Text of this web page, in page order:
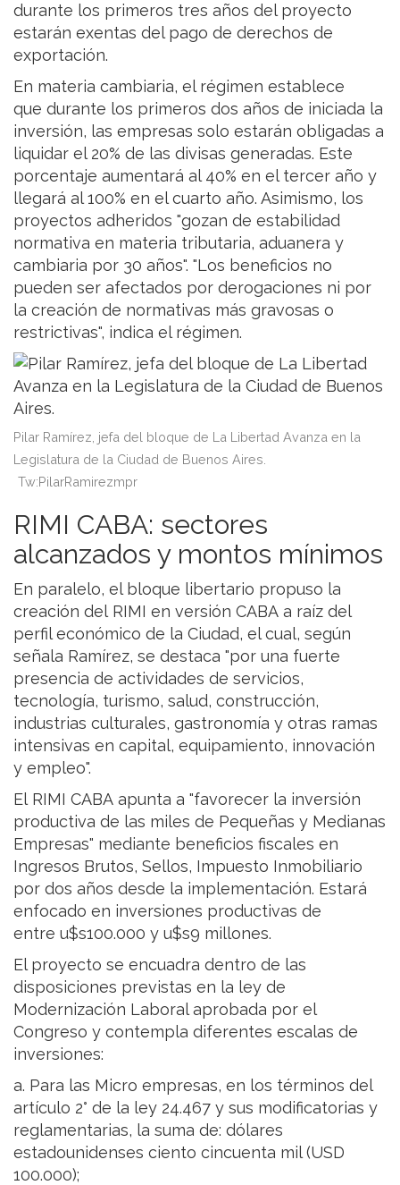
durante los primeros tres años del proyecto
estarán exentas del pago de derechos de
exportación.
En materia cambiaria, el régimen establece
que durante los primeros dos años de iniciada la
inversión, las empresas solo estarán obligadas a
liquidar el 20% de las divisas generadas. Este
porcentaje aumentará al 40% en el tercer año y
llegará al 100% en el cuarto año. Asimismo, los
proyectos adheridos "gozan de estabilidad
normativa en materia tributaria, aduanera y
cambiaria por 30 años". "Los beneficios no
pueden ser afectados por derogaciones ni por
la creación de normativas más gravosas o
restrictivas", indica el régimen.
Pilar Ramírez, jefa del bloque de La Libertad Avanza en la
Legislatura de la Ciudad de Buenos Aires.
Tw:PilarRamirezmpr
RIMI CABA: sectores
alcanzados y montos mínimos
En paralelo, el bloque libertario propuso la
creación del RIMI en versión CABA a raíz del
perfil económico de la Ciudad, el cual, según
señala Ramírez, se destaca "por una fuerte
presencia de actividades de servicios,
tecnología, turismo, salud, construcción,
industrias culturales, gastronomía y otras ramas
intensivas en capital, equipamiento, innovación
y empleo".
El RIMI CABA apunta a "favorecer la inversión
productiva de las miles de Pequeñas y Medianas
Empresas" mediante beneficios fiscales en
Ingresos Brutos, Sellos, Impuesto Inmobiliario
por dos años desde la implementación. Estará
enfocado en inversiones productivas de
entre u$s100.000 y u$s9 millones.
El proyecto se encuadra dentro de las
disposiciones previstas en la ley de
Modernización Laboral aprobada por el
Congreso y contempla diferentes escalas de
inversiones:
a. Para las Micro empresas, en los términos del
artículo 2° de la ley 24.467 y sus modificatorias y
reglamentarias, la suma de: dólares
estadounidenses ciento cincuenta mil (USD
100.000);